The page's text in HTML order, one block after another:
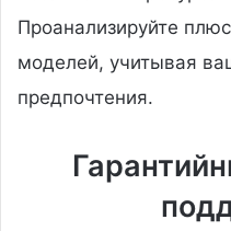
Проанализируйте
моделей, учитывая
предпочтения.